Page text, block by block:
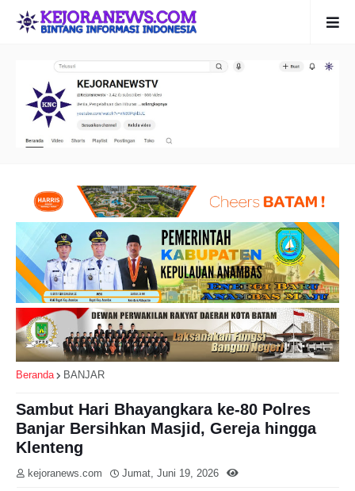
Beranda BANJAR
Sambut Hari Bhayangkara ke-80 Polres
Banjar Bersihkan Masjid, Gereja hingga
Klenteng
kejoranews.com Jumat, Juni 19, 2026